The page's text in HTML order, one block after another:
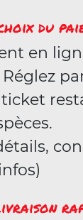
du
en
Réglez
infos)